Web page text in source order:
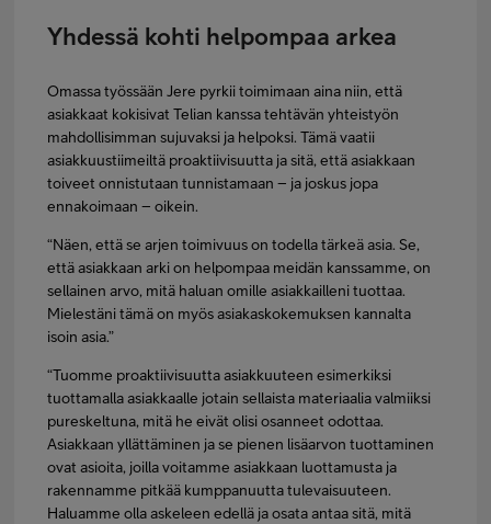
Yhdessä kohti helpompaa arkea
Omassa työssään Jere pyrkii toimimaan aina niin, että
asiakkaat kokisivat Telian kanssa tehtävän yhteistyön
mahdollisimman sujuvaksi ja helpoksi. Tämä vaatii
asiakkuustiimeiltä proaktiivisuutta ja sitä, että asiakkaan
toiveet onnistutaan tunnistamaan – ja joskus jopa
ennakoimaan – oikein.
“Näen, että se arjen toimivuus on todella tärkeä asia. Se,
että asiakkaan arki on helpompaa meidän kanssamme, on
sellainen arvo, mitä haluan omille asiakkailleni tuottaa.
Mielestäni tämä on myös asiakaskokemuksen kannalta
isoin asia.”
“Tuomme proaktiivisuutta asiakkuuteen esimerkiksi
tuottamalla asiakkaalle jotain sellaista materiaalia valmiiksi
pureskeltuna, mitä he eivät olisi osanneet odottaa.
Asiakkaan yllättäminen ja se pienen lisäarvon tuottaminen
ovat asioita, joilla voitamme asiakkaan luottamusta ja
rakennamme pitkää kumppanuutta tulevaisuuteen.
Haluamme olla askeleen edellä ja osata antaa sitä, mitä